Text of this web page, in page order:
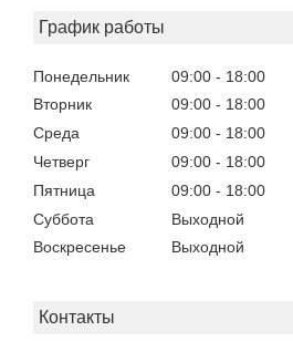
График работы
Понедельник 09:00
18:00
Вторник
09:00
18:00
Среда
09:00
18:00
Четверг
09:00
18:00
Пятница
09:00
18:00
Суббота
Выходной
Воскресенье
Выходной
Контакты